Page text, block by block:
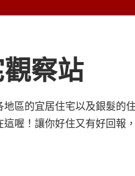
察站
地區的宜居住宅以及銀髮的
喔！讓你好住又有好回報